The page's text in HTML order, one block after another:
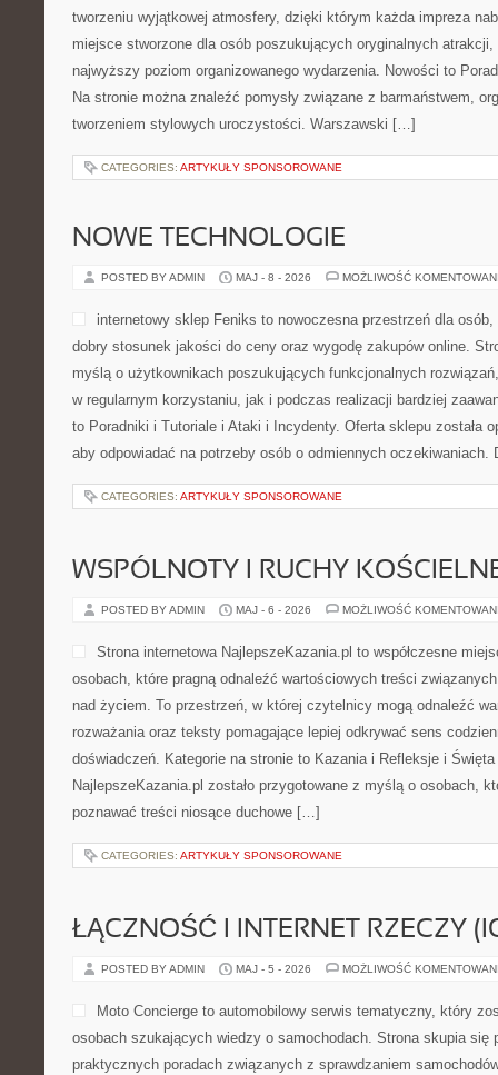
tworzeniu wyjątkowej atmosfery, dzięki którym każda impreza
miejsce stworzone dla osób poszukujących oryginalnych
najwyższy poziom organizowanego wydarzenia. Nowości to
Na stronie można znaleźć pomysły związane z barmaństwem,
tworzeniem stylowych uroczystości. Warszawski […]
CATEGORIES: ARTYKUŁY SPONSOROWANE
NOWE TECHNOLOGIE
POSTED BY ADMIN MAJ - 8 - 2026 MOŻLIWOŚĆ
internetowy sklep Feniks to nowoczesna przestrzeń dla
dobry stosunek jakości do ceny oraz wygodę zakupów online.
myślą o użytkownikach poszukujących funkcjonalnych
w regularnym korzystaniu, jak i podczas realizacji bardziej
to Poradniki i Tutoriale i Ataki i Incydenty. Oferta sklepu została
aby odpowiadać na potrzeby osób o odmiennych
CATEGORIES: ARTYKUŁY SPONSOROWANE
WSPÓLNOTY I RUCHY
POSTED BY ADMIN MAJ - 6 - 2026 MOŻLIWOŚĆ
Strona internetowa NajlepszeKazania.pl to współczesne
osobach, które pragną odnaleźć wartościowych treści
nad życiem. To przestrzeń, w której czytelnicy mogą odnaleźć
rozważania oraz teksty pomagające lepiej odkrywać sens
doświadczeń. Kategorie na stronie to Kazania i Refleksje i
NajlepszeKazania.pl zostało przygotowane z myślą o osobach,
poznawać treści niosące duchowe […]
CATEGORIES: ARTYKUŁY SPONSOROWANE
ŁĄCZNOŚĆ I INTERNET RZECZY
POSTED BY ADMIN MAJ - 5 - 2026 MOŻLIWOŚĆ
Moto Concierge to automobilowy serwis tematyczny, który
osobach szukających wiedzy o samochodach. Strona skupia się
praktycznych poradach związanych z sprawdzaniem